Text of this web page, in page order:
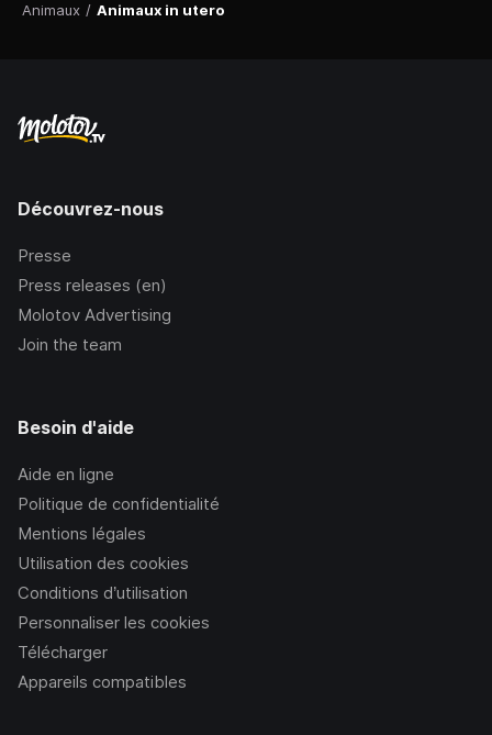
Animaux / Animaux in utero
Découvrez-nous
Presse
Press releases (en)
Molotov Advertising
Join the team
Besoin d'aide
Aide en ligne
Politique de confidentialité
Mentions légales
Utilisation des cookies
Conditions d’utilisation
Personnaliser les cookies
Télécharger
Appareils compatibles